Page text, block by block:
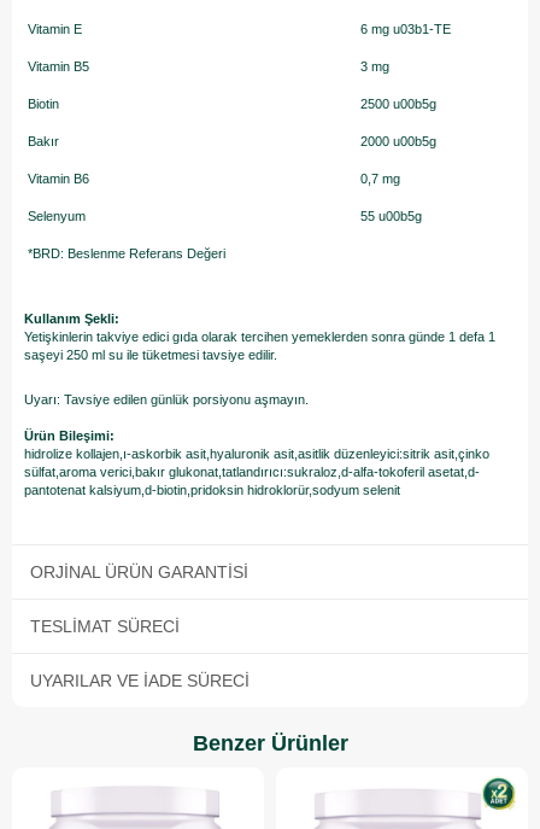
Vitamin E 6 mg u03b1-TE
Vitamin B5 3 mg
Biotin 2500 u00b5g
Bakır 2000 u00b5g
Vitamin B6 0,7 mg
Selenyum 55 u00b5g
*BRD: Beslenme Referans Değeri
Kullanım Şekli:
Yetişkinlerin takviye edici gıda olarak tercihen yemeklerden sonra günde 1 defa 1
saşeyi 250 ml su ile tüketmesi tavsiye edilir.
Uyarı: Tavsiye edilen günlük porsiyonu aşmayın.
Ürün Bileşimi:
hidrolize kollajen,ı-askorbik asit,hyaluronik asit,asitlik düzenleyici:sitrik asit,çinko
sülfat,aroma verici,bakır glukonat,tatlandırıcı:sukraloz,d-alfa-tokoferil asetat,d-
pantotenat kalsiyum,d-biotin,pridoksin hidroklorür,sodyum selenit
ORJINAL ÜRÜN GARANTISI
TESLIMAT SÜRECI
UYARILAR VE İADE SÜRECI
Benzer Ürünler